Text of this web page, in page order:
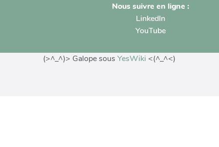
Nous suivre en ligne :
LinkedIn
YouTube
(>^_^)> Galope sousYesWiki <(^_^<)